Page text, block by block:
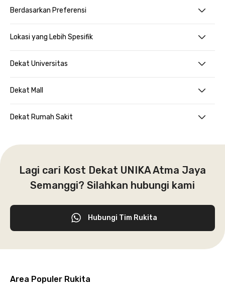
Berdasarkan Preferensi
Lokasi yang Lebih Spesifik
Dekat Universitas
Dekat Mall
Dekat Rumah Sakit
Lagi cari Kost Dekat UNIKA Atma Jaya
Semanggi? Silahkan hubungi kami
Hubungi Tim Rukita
Area Populer Rukita